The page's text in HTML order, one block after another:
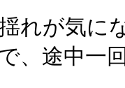
れが気に
、途中一